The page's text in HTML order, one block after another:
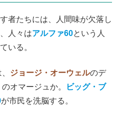
者たちには、人間味が欠落し
人々はアルファ60という人
いる。
ジョージ・オーウェルのデ
のオマージュか。
ビッグ・ブ
が市民を洗脳する。